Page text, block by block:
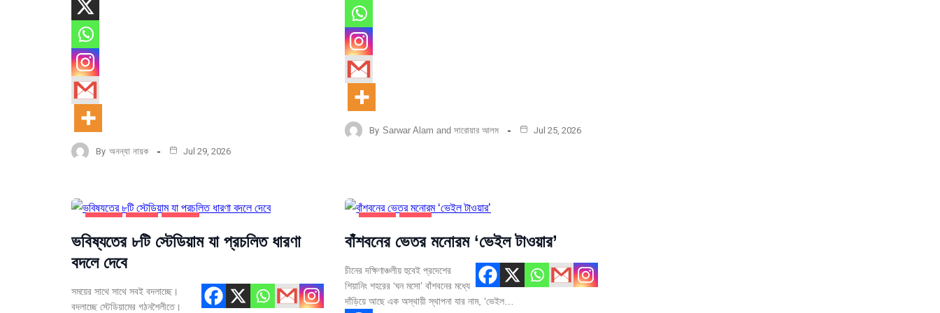
By অনন্যা নায়ক Jul 29, 2026
By Sarwar Alam and সারোয়ার আলম Jul 25, 2026
ভবিষ্যতের ৮টি স্টেডিয়াম যা প্রচলিত ধারণা
বদলে দেবে
সময়ের সাথে সাথে সবই বদলাচ্ছে।
বদলাচ্ছে স্টেডিয়ামের গঠনশৈলীতে।
বাঁশবনের ভেতর মনোরম ‘ভেইল টাওয়ার’
চীনের দক্ষিণাঞ্চলীয় হুবেই প্রদেশের
শিয়ানিং শহরের ‘ঘন মসো’ বাঁশবনের মধ্যে
দাঁড়িয়ে আছে এক অস্থায়ী স্থাপনা যার নাম, ‘ভেইল…